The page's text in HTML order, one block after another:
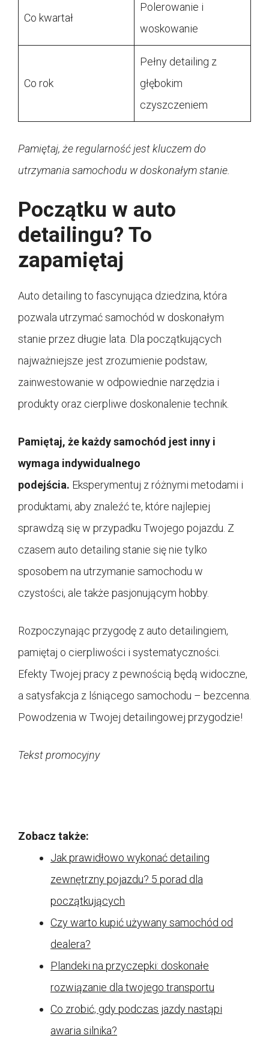
Co kwartał
Polerowanie i
woskowanie
Co rok
Pełny detailing z
głębokim
czyszczeniem
Pamiętaj, że regularność jest kluczem do
utrzymania samochodu w doskonałym stanie.
Początku w auto
detailingu? To
zapamiętaj
Auto detailing to fascynująca dziedzina, która
pozwala utrzymać samochód w doskonałym
stanie przez długie lata. Dla początkujących
najważniejsze jest zrozumienie podstaw,
zainwestowanie w odpowiednie narzędzia i
produkty oraz cierpliwe doskonalenie technik.
Pamiętaj, że każdy samochód jest inny i
wymaga indywidualnego
podejścia. Eksperymentuj z różnymi metodami i
produktami, aby znaleźć te, które najlepiej
sprawdzą się w przypadku Twojego pojazdu. Z
czasem auto detailing stanie się nie tylko
sposobem na utrzymanie samochodu w
czystości, ale także pasjonującym hobby.
Rozpoczynając przygodę z auto detailingiem,
pamiętaj o cierpliwości i systematyczności.
Efekty Twojej pracy z pewnością będą widoczne,
a satysfakcja z lśniącego samochodu – bezcenna.
Powodzenia w Twojej detailingowej przygodzie!
Tekst promocyjny
Zobacz także:
Jak prawidłowo wykonać detailing
zewnętrzny pojazdu? 5 porad dla
początkujących
Czy warto kupić używany samochód od
dealera?
Plandeki na przyczepki: doskonałe
rozwiązanie dla twojego transportu
Co zrobić, gdy podczas jazdy nastąpi
awaria silnika?